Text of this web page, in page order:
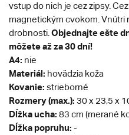
vstup do nich je cez zipsy.
magnetickým cvokom. Vnútri
drobnosti. Objednajte ešte
môžete až za 30 dní!
A4: nie
Materiál: hovädzia koža
Kovanie: strieborné
Rozmery (max.): 30 x 23,5 x
Dĺžka ucha: 83 cm (merané
Dĺžka popruhu: -